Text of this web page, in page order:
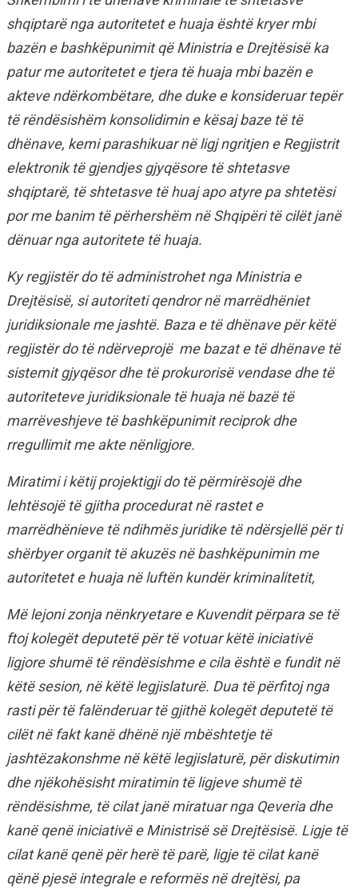
shqiptarë nga autoritetet e huaja është kryer mbi
bazën e bashkëpunimit që Ministria e Drejtësisë ka
patur me autoritetet e tjera të huaja mbi bazën e
akteve ndërkombëtare, dhe duke e konsideruar tepër
të rëndësishëm konsolidimin e kësaj baze të të
dhënave, kemi parashikuar në ligj ngritjen e Regjistrit
elektronik të gjendjes gjyqësore të shtetasve
shqiptarë, të shtetasve të huaj apo atyre pa shtetësi
por me banim të përhershëm në Shqipëri të cilët janë
dënuar nga autoritete të huaja.
Ky regjistër do të administrohet nga Ministria e
Drejtësisë, si autoriteti qendror në marrëdhëniet
juridiksionale me jashtë. Baza e të dhënave për këtë
regjistër do të ndërveprojë me bazat e të dhënave të
sistemit gjyqësor dhe të prokurorisë vendase dhe të
autoriteteve juridiksionale të huaja në bazë të
marrëveshjeve të bashkëpunimit reciprok dhe
rregullimit me akte nënligjore.
Miratimi i këtij projektigji do të përmirësojë dhe
lehtësojë të gjitha procedurat në rastet e
marrëdhënieve të ndihmës juridike të ndërsjellë për ti
shërbyer organit të akuzës në bashkëpunimin me
autoritetet e huaja në luftën kundër kriminalitetit,
Më lejoni zonja nënkryetare e Kuvendit përpara se të
ftoj kolegët deputetë për të votuar këtë iniciativë
ligjore shumë të rëndësishme e cila është e fundit në
këtë sesion, në këtë legjislaturë. Dua të përfitoj nga
rasti për të falënderuar të gjithë kolegët deputetë të
cilët në fakt kanë dhënë një mbështetje të
jashtëzakonshme në këtë legjislaturë, për diskutimin
dhe njëkohësisht miratimin të ligjeve shumë të
rëndësishme, të cilat janë miratuar nga Qeveria dhe
kanë qenë iniciativë e Ministrisë së Drejtësisë. Ligje të
cilat kanë qenë për herë të parë, ligje të cilat kanë
qënë pjesë integrale e reformës në drejtësi, pa